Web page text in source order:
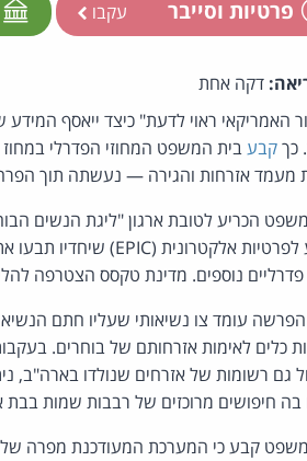
פרטיות וסייבר עקבו
דקה אחת
האמריקאי ראוי לדעת" כיצד ייאסף
כךקבע
מעמד אזרחות והגירה — נעשתה תוך
פדרליים נוספים. מדינת טקסס הצטרפה
גם רשומות של אזרחים שנולדו בארה"ב,
בה חיפושים מרוכזים של רבבות שמות
קבע כי המערכת המעודכנת מפרה